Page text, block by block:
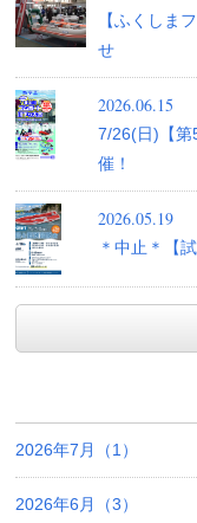
【ふくしま
せ
2026.06.15
7/26(日)【第
催！
2026.05.19
＊中止＊【
2026年7月（1）
2026年6月（3）